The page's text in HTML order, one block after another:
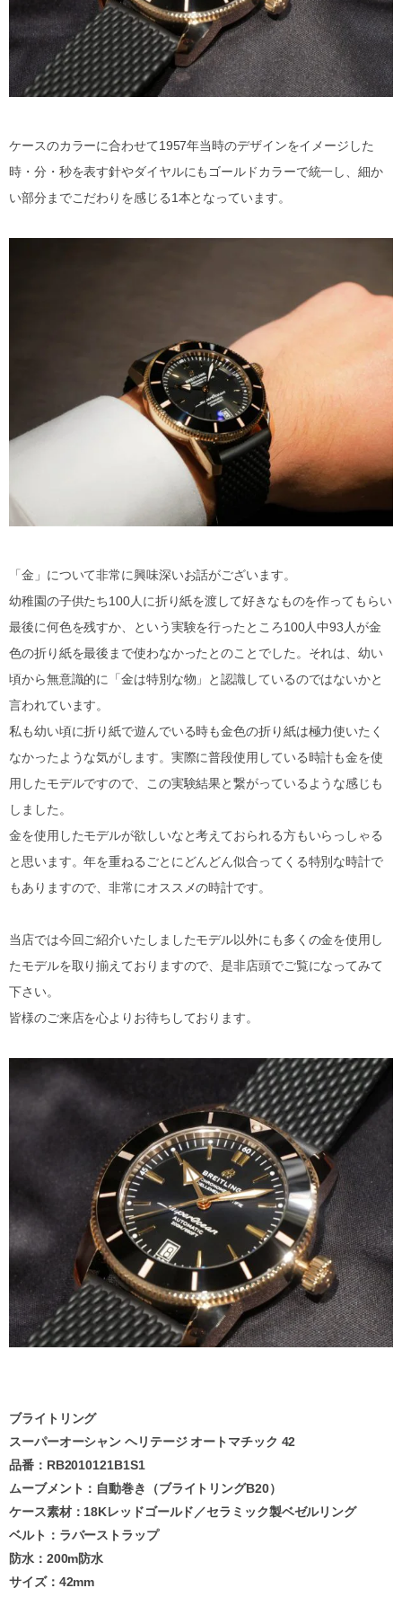
ケースのカラーに合わせて1957年当時のデザインをイメージした
時・分・秒を表す針やダイヤルにもゴールドカラーで統一し、細か
い部分までこだわりを感じる1本となっています。
「金」について非常に興味深いお話がございます。
幼稚園の子供たち100人に折り紙を渡して好きなものを作ってもらい
最後に何色を残すか、という実験を行ったところ100人中93人が金
色の折り紙を最後まで使わなかったとのことでした。それは、幼い
頃から無意識的に「金は特別な物」と認識しているのではないかと
言われています。
私も幼い頃に折り紙で遊んでいる時も金色の折り紙は極力使いたく
なかったような気がします。実際に普段使用している時計も金を使
用したモデルですので、この実験結果と繋がっているような感じも
しました。
金を使用したモデルが欲しいなと考えておられる方もいらっしゃる
と思います。年を重ねるごとにどんどん似合ってくる特別な時計で
もありますので、非常にオススメの時計です。
当店では今回ご紹介いたしましたモデル以外にも多くの金を使用し
たモデルを取り揃えておりますので、是非店頭でご覧になってみて
下さい。
皆様のご来店を心よりお待ちしております。
ブライトリング
スーパーオーシャン ヘリテージ オートマチック 42
品番：RB2010121B1S1
ムーブメント：自動巻き（ブライトリングB20）
ケース素材：18Kレッドゴールド／セラミック製ベゼルリング
ベルト：ラバーストラップ
防水：200m防水
サイズ：42mm